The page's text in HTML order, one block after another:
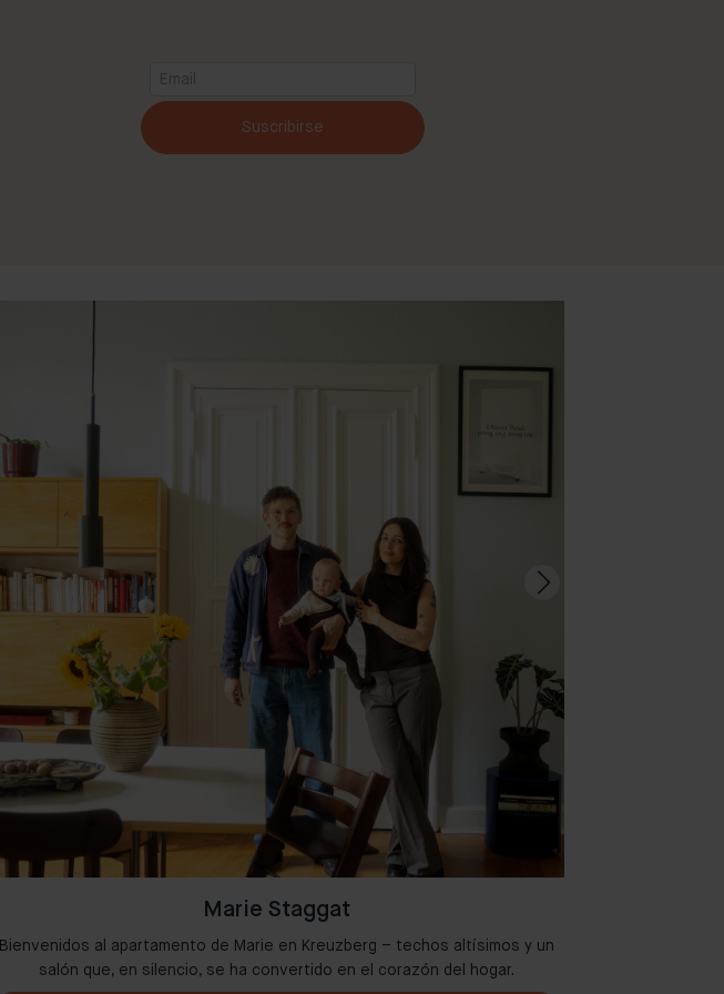
Suscribirse
Marie Staggat
Bienvenidos al apartamento de Marie en Kreuzberg – techos altísimos y un
salón que, en silencio, se ha convertido en el corazón del hogar.